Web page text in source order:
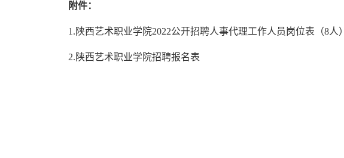
附件：
1.陕西艺术职业学院2022公开招聘人事代理工作人员岗位表（8人）
2.陕西艺术职业学院招聘报名表